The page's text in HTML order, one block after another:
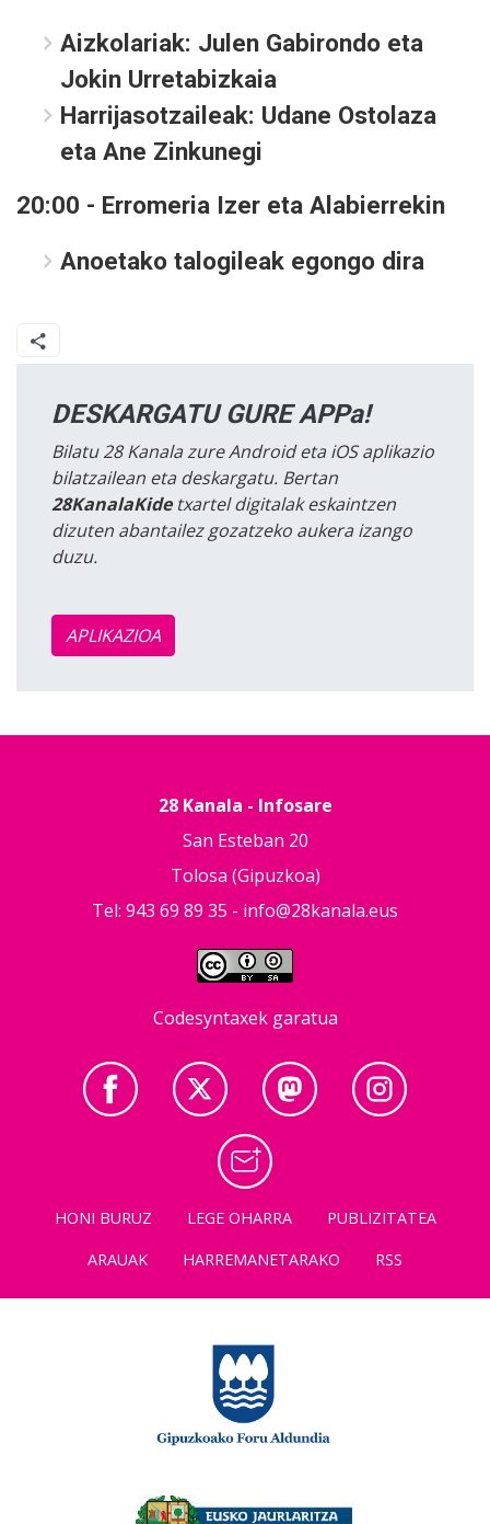
Aizkolariak: Julen Gabirondo eta
Jokin Urretabizkaia
Harrijasotzaileak: Udane Ostolaza
eta Ane Zinkunegi
20:00 - Erromeria Izer eta Alabierrekin
Anoetako talogileak egongo dira
DESKARGATU GURE APPa!
Bilatu 28 Kanala zure Android eta iOS aplikazio
bilatzailean eta deskargatu. Bertan
28KanalaKidetxartel digitalak eskaintzen
dizuten abantailez gozatzeko aukera izango
duzu.
APLIKAZIOA
28 Kanala - Infosare
San Esteban 20
Tolosa (Gipuzkoa)
Tel: 943 69 89 35 - info@28kanala.eus
Codesyntaxek garatua
HONI BURUZ LEGE OHARRA
PUBLIZITATEA
ARAUAK
HARREMANETARAKO RSS